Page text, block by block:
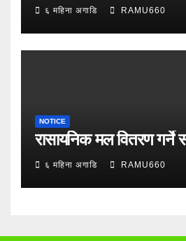
६ महिना अगाडि RAMU660
NOTICE
रासायनिक मल वितरण गर्ने
६ महिना अगाडि RAMU660